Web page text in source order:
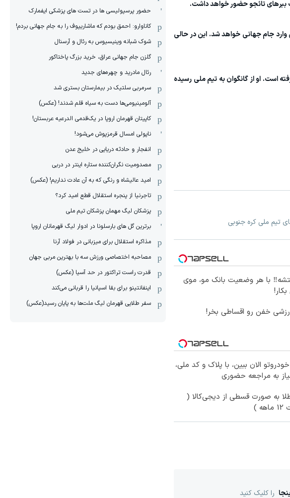
کره جنوبی در حال حاضر بائه جون هو، هافبک تیم استوک سیتی است که در 22 سالگی وارد جام جهانی خواهد شد. این در حالی
گرفته است. او از گانگوان به تیم ملی رسیده
تیم ملی کره جنوبی
با هر وضعیت بانک مو، موی
خفن رو اقساطی بخر!
الان ببین، با پلاک و کد ملی،
به مراجعه حضوری
به صورت قسطی از دیجی‌کالا (
)
را کلیک کنید
حضور پرسپولیسی ها در تست های پزشکی ایفمارک
کاناوارو: احمق بودم که ماشاریپوف را به جام جهانی بردم!
شوک شبانه وینیسیوس به رئال و آرسنال
گلزن جام جهانی عراق، خرید بزرگ پاختاکور
رئال مادرید و چهره‌های جدید
سرمربی سلتیک در بیمارستان بستری شد
آلومینیومی‌ها دست به سیاه قلم شدند! (عکس)
کاپیتان قهرمان اروپا در یک‌قدمی الدرعیه عربستان!
ناپولی امسال قرمزپوش می‌شود!
انفجار و حادثه دریایی در خلیج عدن
مصدومیت نگران‌کننده ستاره اینتر در دربی
امید عالیشاه و رنگی که به آن عادت نداریم! (عکس)
تاجرنیا از پنجره استقلال قطع امید کرد؟
پزشکان لیگ مهمان پزشکان تیم ملی
برترین گل های بارسلونا در ادوار لیگ قهرمانان اروپا
مذاکره استقلال برای میزبانی در فولاد آرنا
مصاحبه اختصاصی ورزش سه با بهترین مربی جهان
قدرت راست تراکتور در حد آسیا (عکس)
اینفانتینو برای بقا اسپانیا را قربانی می‌کند
سفر طلایی قهرمان لیگ ملت‌ها به پایان رسید(عکس)